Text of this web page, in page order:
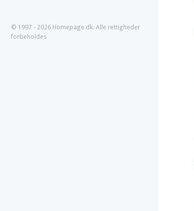
© 1997 - 2026 Homepage.dk. Alle rettigheder
forbeholdes